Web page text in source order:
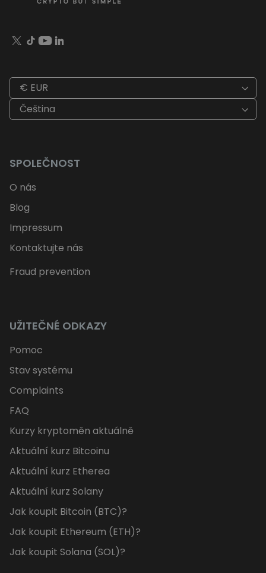
€ EUR
Čeština
SPOLEČNOST
O nás
Blog
Impressum
Kontaktujte nás
Fraud prevention
UŽITEČNÉ ODKAZY
Pomoc
Stav systému
Complaints
FAQ
Kurzy kryptoměn aktuálně
Aktuální kurz Bitcoinu
Aktuální kurz Etherea
Aktuální kurz Solany
Jak koupit Bitcoin (BTC)?
Jak koupit Ethereum (ETH)?
Jak koupit Solana (SOL)?